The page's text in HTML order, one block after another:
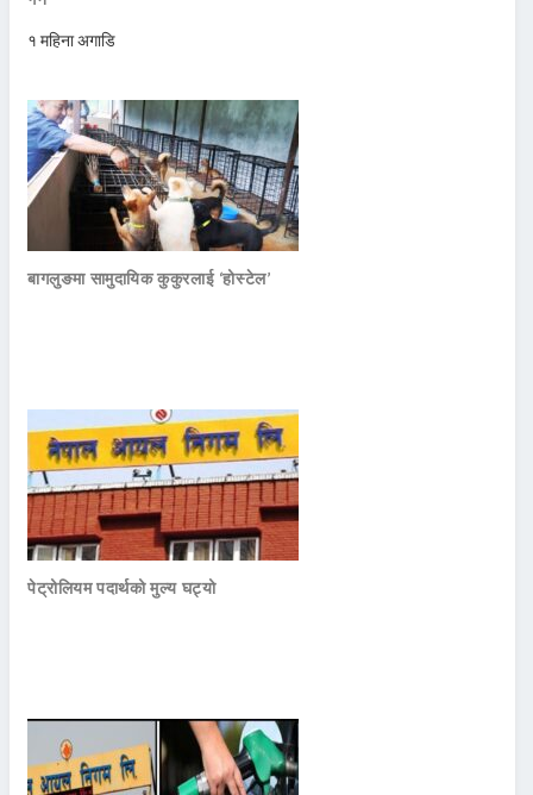
१ महिना अगाडि
बागलुङमा सामुदायिक कुकुरलाई ‘होस्टेल’
पेट्रोलियम पदार्थको मुल्य घट्यो